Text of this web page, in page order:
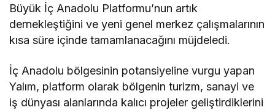
Büyük İç Anadolu Platformu’nun artık
dernekleştiğini ve yeni genel merkez çalışmalarının
kısa süre içinde tamamlanacağını müjdeledi.
İç Anadolu bölgesinin potansiyeline vurgu yapan
Yalım, platform olarak bölgenin turizm, sanayi ve
iş dünyası alanlarında kalıcı projeler geliştirdiklerini